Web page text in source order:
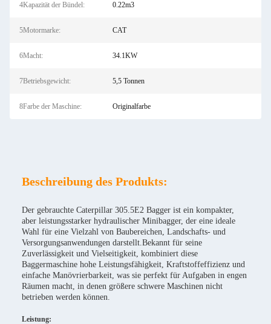
4Kapazität der Bündel: 0.22m3
5Motormarke: CAT
6Macht: 34.1KW
7Betriebsgewicht: 5,5 Tonnen
8Farbe der Maschine: Originalfarbe
Beschreibung des Produkts:
Der gebrauchte Caterpillar 305.5E2 Bagger ist ein kompakter,
aber leistungsstarker hydraulischer Minibagger, der eine ideale
Wahl für eine Vielzahl von Baubereichen, Landschafts- und
Versorgungsanwendungen darstellt.Bekannt für seine
Zuverlässigkeit und Vielseitigkeit, kombiniert diese
Baggermaschine hohe Leistungsfähigkeit, Kraftstoffeffizienz und
einfache Manövrierbarkeit, was sie perfekt für Aufgaben in engen
Räumen macht, in denen größere schwere Maschinen nicht
betrieben werden können.
Leistung: